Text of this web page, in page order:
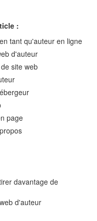
:
tant qu'auteur en ligne
d'auteur
site web
page
davantage de
d'auteur